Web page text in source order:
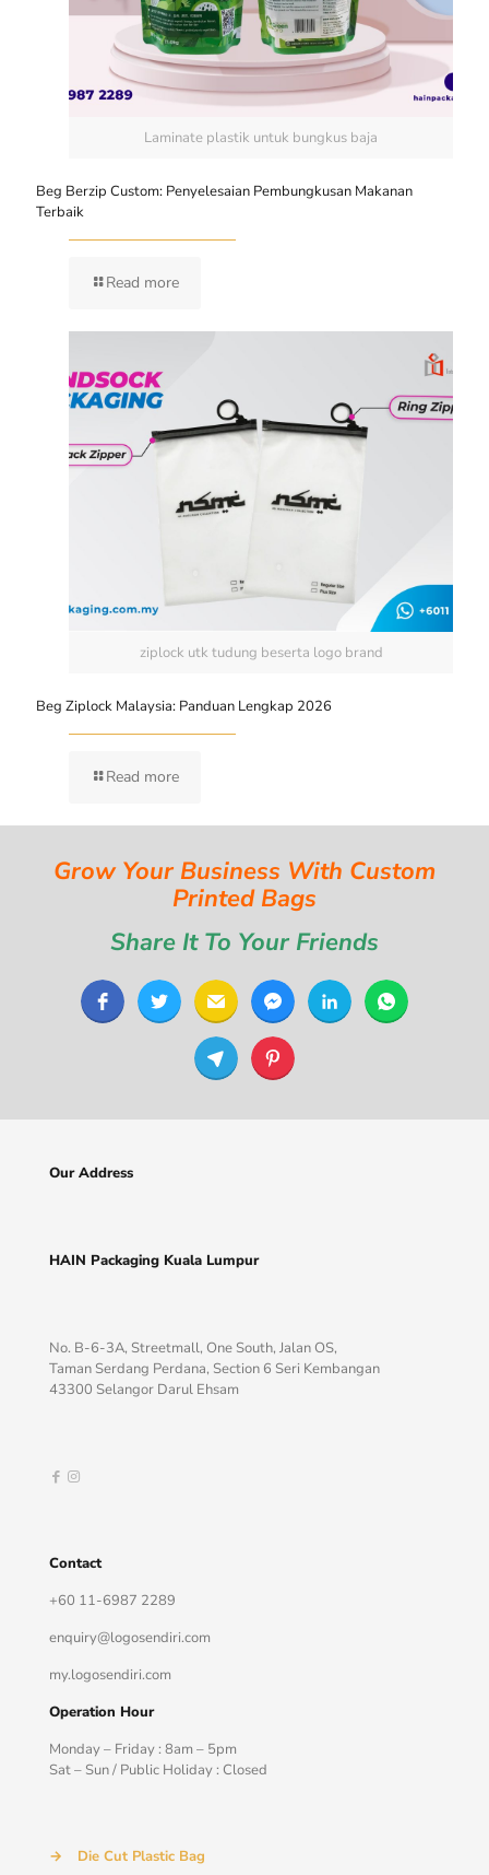
Laminate plastik untuk bungkus baja
Beg Berzip Custom: Penyelesaian Pembungkusan Makanan
Terbaik
Read more
ziplock utk tudung beserta logo brand
Beg Ziplock Malaysia: Panduan Lengkap 2026
Read more
Grow Your Business With Custom
Printed Bags
Share It To Your Friends
Our Address
HAIN Packaging Kuala Lumpur
No. B-6-3A, Streetmall, One South, Jalan OS,
Taman Serdang Perdana, Section 6 Seri Kembangan
43300 Selangor Darul Ehsam
Contact
+60 11-6987 2289
enquiry@logosendiri.com
my.logosendiri.com
Operation Hour
Monday – Friday : 8am – 5pm
Sat – Sun / Public Holiday : Closed
→
Die Cut Plastic Bag